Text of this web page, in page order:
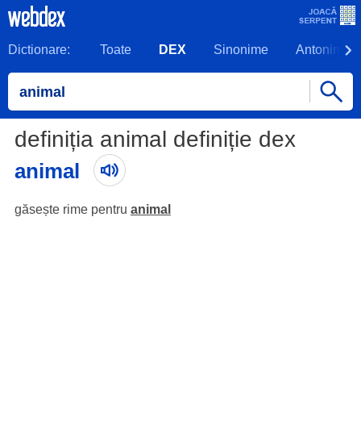
Dictionare: Toate DEX Sinonime Antonime
definiția animal definiție dex
animal
găsește rime pentru animal